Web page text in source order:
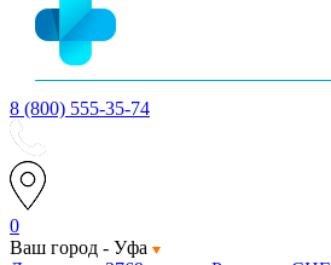
8 (800) 555-35-74
0
Ваш город - Уфа